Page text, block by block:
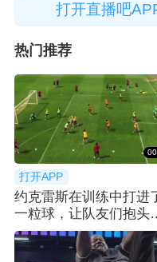
打开直播吧
热门推荐
打开APP
约克雷斯在训练中打进
一粒球，让队友们抱头
呼😮